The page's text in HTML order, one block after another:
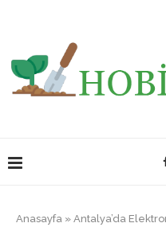
Anasayfa » Antalya’da